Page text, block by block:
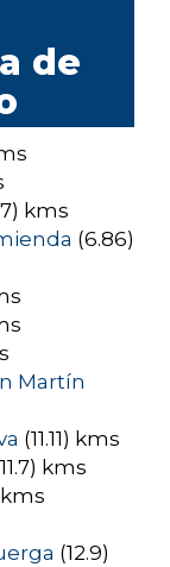
de
kms
(6.86)
Martín
(11.11) kms
kms
kms
(12.9)